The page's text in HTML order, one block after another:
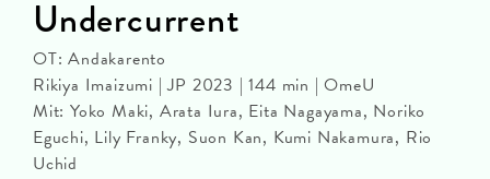
Undercurrent
OT: Andakarento
Rikiya Imaizumi | JP 2023 | 144 min | OmeU
Mit: Yoko Maki, Arata Iura, Eita Nagayama, Noriko
Eguchi, Lily Franky, Suon Kan, Kumi Nakamura, Rio
Uchid